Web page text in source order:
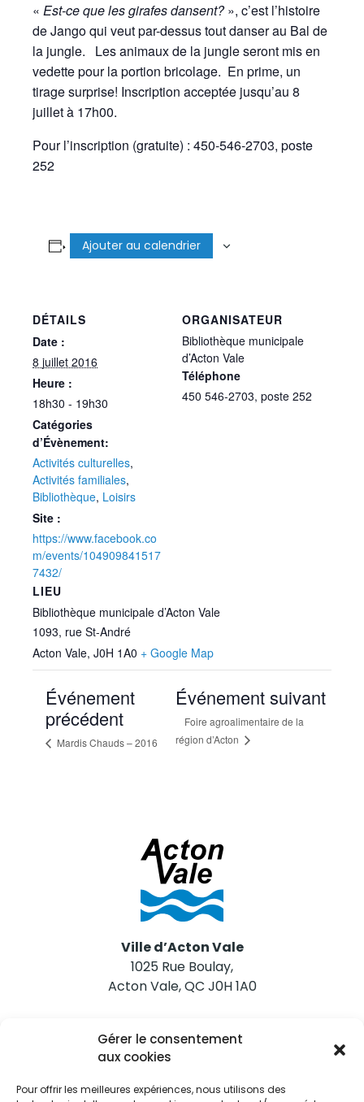
Gérer le consentement
aux cookies
Pour offrir les meilleures expériences, nous utilisons des
« Est-ce que les girafes dansent?», c’est l’histoire
de Jango qui veut par-dessus tout danser au Bal de
la jungle. Les animaux de la jungle seront mis en
vedette pour la portion bricolage. En prime, un
tirage surprise! Inscription acceptée jusqu’au 8
juillet à 17h00.
Pour l’inscription (gratuite) : 450-546-2703, poste
252
Ajouter au calendrier
DÉTAILS
Date :
8 juillet 2016
Heure :
18h30 - 19h30
Catégories
d’Évènement:
Activités culturelles,
Activités familiales,
Bibliothèque, Loisirs
Site :
https://www.facebook.co
m/events/104909841517
7432/
LIEU
Bibliothèque municipale d’Acton Vale
1093, rue St-André
Acton Vale, J0H 1A0 + Google Map
ORGANISATEUR
Bibliothèque municipale
d’Acton Vale
Téléphone
450 546-2703, poste 252
Événement
précédent
Mardis Chauds – 2016
Événement suivant
Foire agroalimentaire de la
région d’Acton
Ville d’Acton Vale
1025 Rue Boulay,
Acton Vale, QC J0H 1A0
Nous joindre
Tél. 450 546-2703